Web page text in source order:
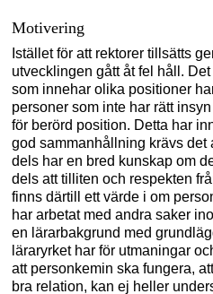
Motivering
Istället för att rektorer tillsätts
utvecklingen gått åt fel håll.
som innehar olika positioner
personer som inte har rätt
för berörd position. Detta har
god sammanhållning krävs det
dels har en bred kunskap om
dels att tilliten och respekten
finns därtill ett värde i om
har arbetat med andra saker
en lärarbakgrund med
läraryrket har för utmaningar
att personkemin ska fungera,
bra relation, kan ej heller